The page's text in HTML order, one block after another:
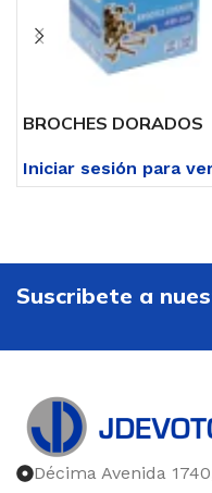
BROCHES DORADOS
Iniciar sesión para
Suscribete a
Décima Avenida